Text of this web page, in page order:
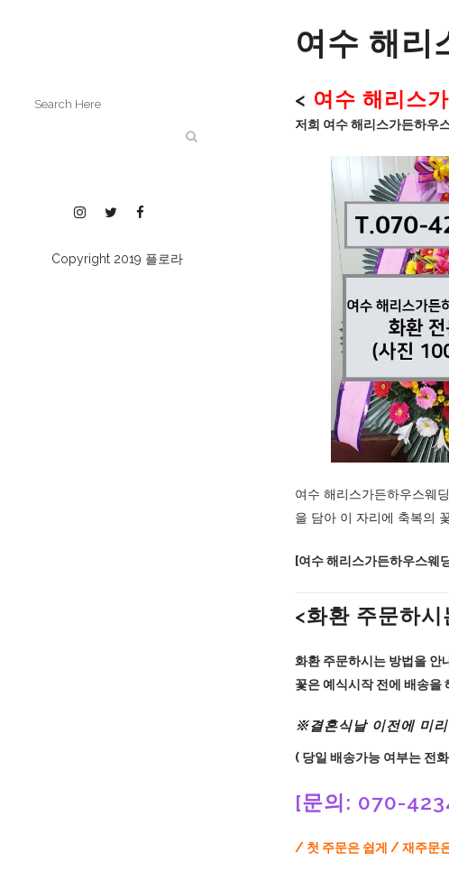
Copyright 2019 플로라
여수 해리
< 여수 해리스
저희 여수 해리스가든하우
여수 해리스가든하우스웨
을 담아 이 자리에 축복의
[여수 해리스가든하우스웨
<화환 주문하시
화환 주문하시는 방법을 안
꽃은 예식시작 전에 배송을
※결혼식날 이전에 미
( 당일 배송가능 여부는 전
[문의: 070-
/ 첫 주문은 쉽게 / 재주문